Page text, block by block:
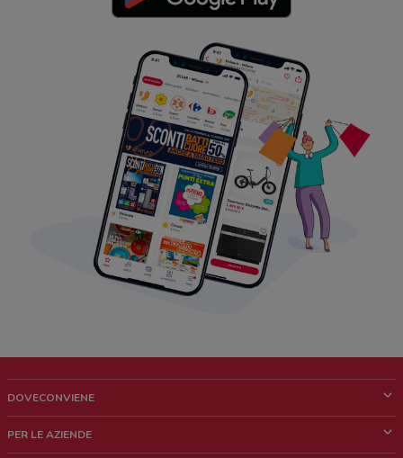
DOVECONVIENE
PER LE AZIENDE